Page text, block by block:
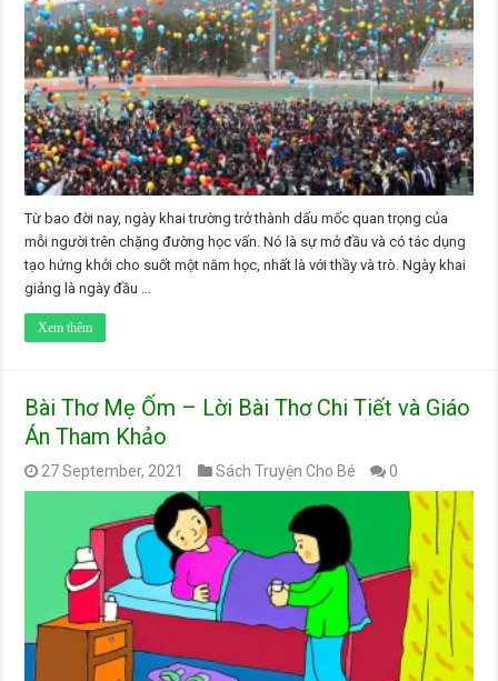
Từ bao đời nay, ngày khai trường trở thành dấu mốc quan trọng của
mỗi người trên chặng đường học vấn. Nó là sự mở đầu và có tác dụng
tạo hứng khởi cho suốt một năm học, nhất là với thầy và trò. Ngày khai
giảng là ngày đầu …
Xem thêm
Bài Thơ Mẹ Ốm – Lời Bài Thơ Chi Tiết và Giáo
Án Tham Khảo
27 September, 2021 Sách Truyện Cho Bé 0